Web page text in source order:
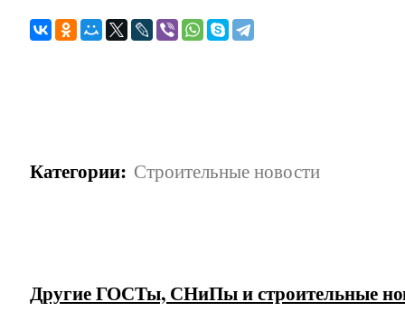
Категории: Строительные новости
Другие ГОСТы, СНиПы и строительные